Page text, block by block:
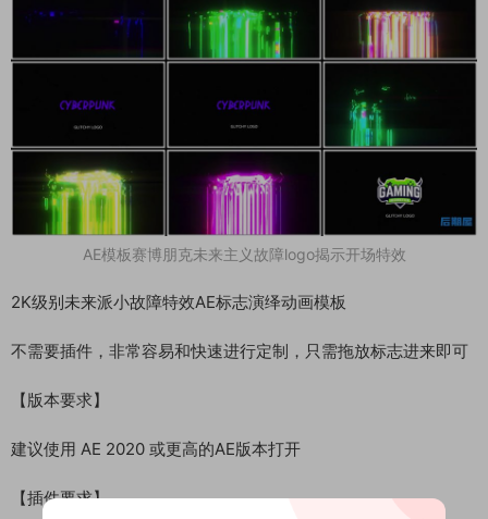
AE模板赛博朋克未来主义故障logo揭示开场特效
2K级别未来派小故障特效AE标志演绎动画模板
不需要插件，非常容易和快速进行定制，只需拖放标志进来即可
【版本要求】
建议使用 AE 2020 或更高的AE版本打开
【插件要求】